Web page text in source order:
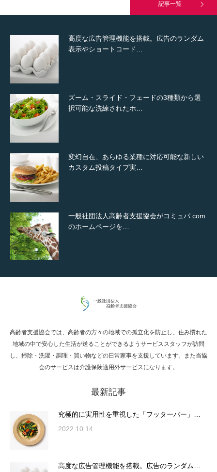
記事一覧
高度な広告管理機能を搭載。広告のランダム
表示やショートコード…
ズーム・スライド・フェードの3種類から選
択可能な洗練されたホ…
変幻自在、あらゆる業種に対応可能な新しい
カスタム投稿タイプ実…
一般社団法人高齢者支援協会がコミュパ.com
のホームページを…
Hello world!
究極的に実用性を重視した「フッターバー」
表示やショートコード…
高齢者支援協会では、高齢者の方々の地域での孤立化を防止し、住み慣れた
地域の中で安心した生活が送ることができるようサービススタッフが訪問
し、掃除・洗濯・調理・買い物などの日常家事を支援しています。また当協
会のサービスは介護保険適用外サービスになります。
最新記事
究極的に実用性を重視した「フッターバー」…
2022.10.14
高度な広告管理機能を搭載。広告のランダム…